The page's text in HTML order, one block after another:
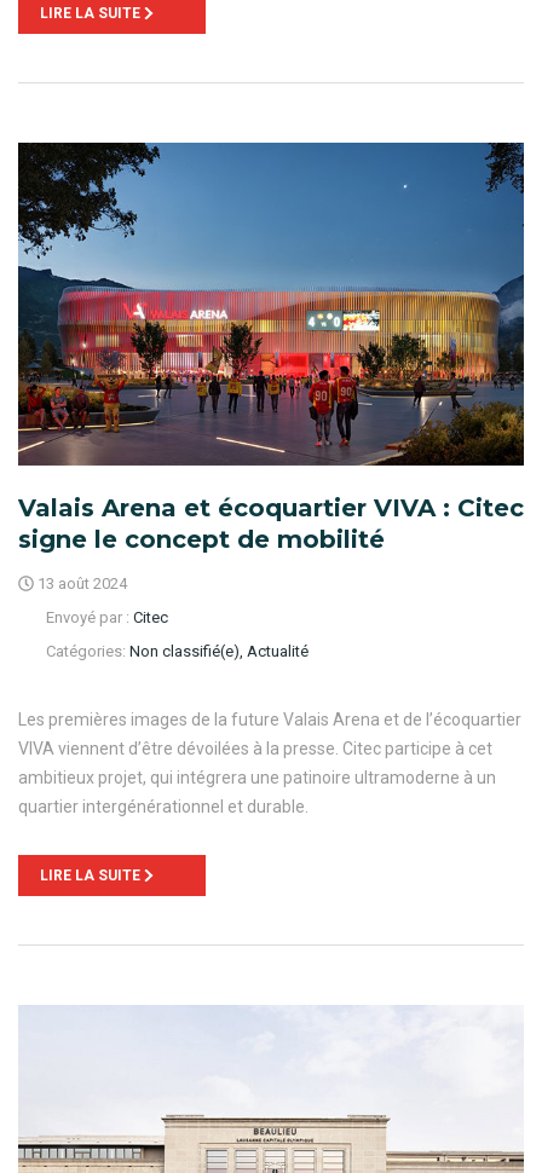
LIRE LA SUITE
Valais Arena et écoquartier VIVA : Citec
signe le concept de mobilité
13 août 2024
Envoyé par : Citec
Catégories: Non classifié(e), Actualité
Les premières images de la future Valais Arena et de l’écoquartier
VIVA viennent d’être dévoilées à la presse. Citec participe à cet
ambitieux projet, qui intégrera une patinoire ultramoderne à un
quartier intergénérationnel et durable.
LIRE LA SUITE